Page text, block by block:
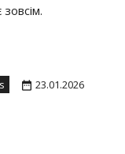
23.01.2026